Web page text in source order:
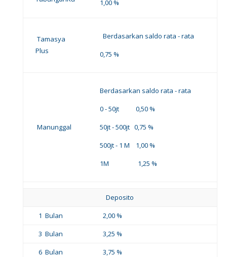
1,00 %
Tamasya
Plus
Berdasarkan saldo rata - rata
0,75 %
Manunggal
Berdasarkan saldo rata - rata
0 - 50jt 0,50 %
50jt - 500jt 0,75 %
500jt - 1 M 1,00 %
1M 1,25 %
Deposito
1 Bulan
2,00 %
3 Bulan
3,25 %
6 Bulan
3,75 %